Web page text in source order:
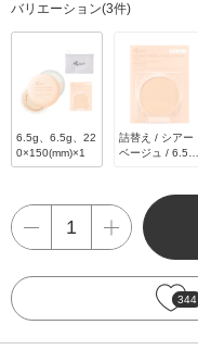
バリエーション(3件)
6.5g、6.5g、22
0×150(mm)×1
詰替え / シアー
ベージュ / 6.5g
344